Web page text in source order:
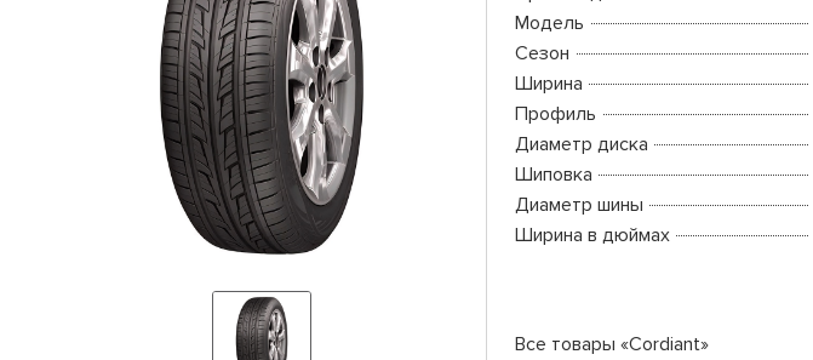
Модель
Сезон
Ширина
Профиль
Диаметр диска
Шиповка
Диаметр шины
Ширина в дюймах
Все товары «Cordiant»